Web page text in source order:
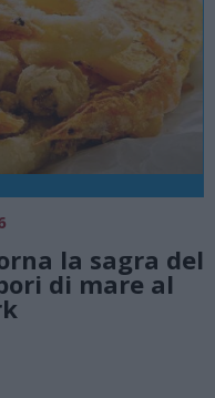
la sagra del
di mare al